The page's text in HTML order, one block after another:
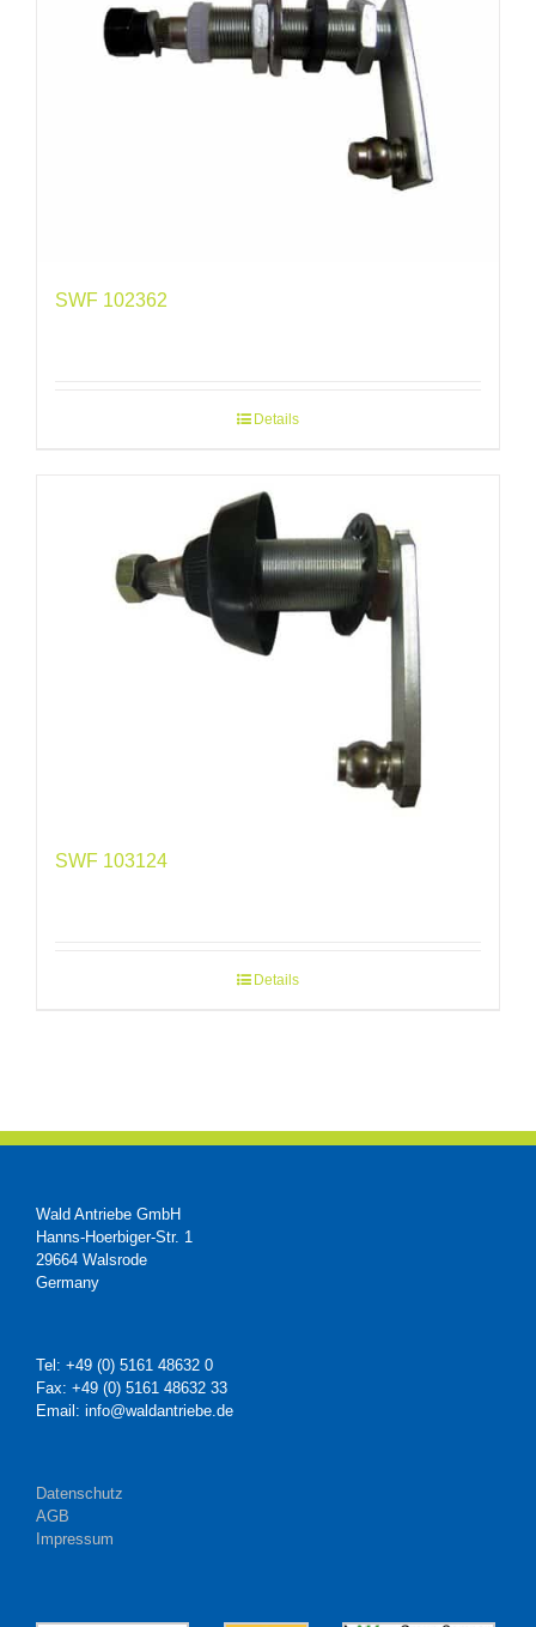
SWF 102362
Details
SWF 103124
Details
Wald Antriebe GmbH
Hanns-Hoerbiger-Str. 1
29664 Walsrode
Germany
Tel: +49 (0) 5161 48632 0
Fax: +49 (0) 5161 48632 33
Email: info@waldantriebe.de
Datenschutz
AGB
Impressum